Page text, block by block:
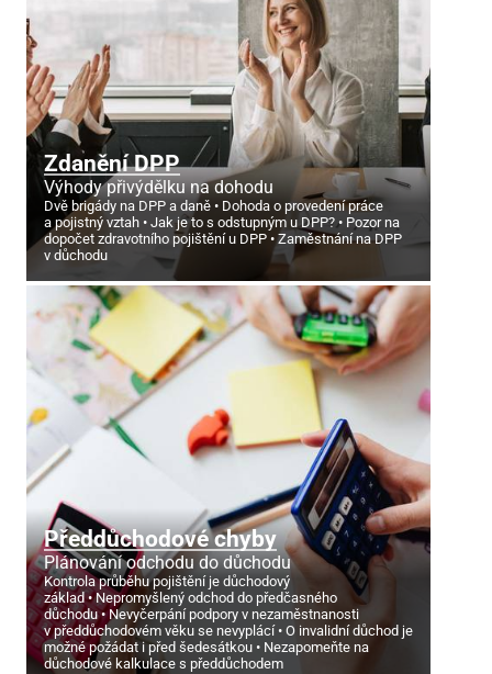
Zdanění DPP
Výhody přivýdělku na dohodu
Dvě brigády na DPP a daně
Dohoda o provedení práce
a pojistný vztah
Jak je to s odstupným u DPP?
Pozor na
dopočet zdravotního pojištění u DPP
Zaměstnání na DPP
v důchodu
Předdůchodové chyby
Plánování odchodu do důchodu
Kontrola průběhu pojištění je důchodový
základ
Nepromyšlený odchod do předčasného
důchodu
Nevyčerpání podpory v nezaměstnanosti
v předdůchodovém věku se nevyplácí
O invalidní důchod je
možné požádat i před šedesátkou
Nezapomeňte na
důchodové kalkulace s předdůchodem